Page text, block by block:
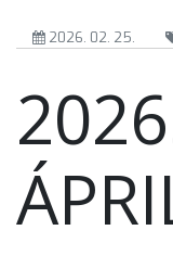
KONCEPCIÓK
BEJELENTŐ
2026. 02. 25.